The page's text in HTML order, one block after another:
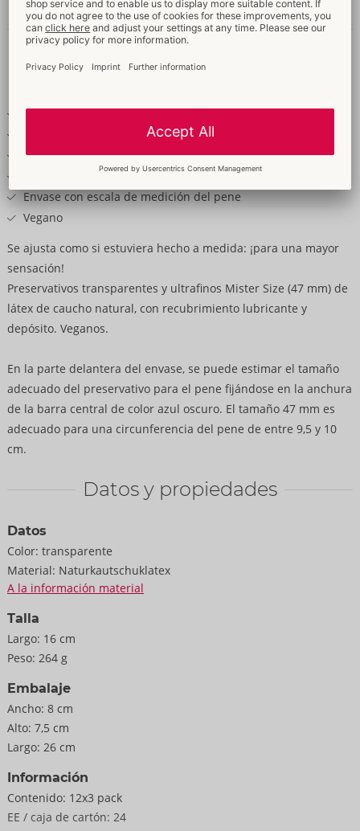
Detalles
Texto
producto
Condón con ajuste personalizado
Transparente, lubricado, con depósito
Ultradelgado para una sensación realmente pura
Fácil de desenrollar
Envase con escala de medición del pene
Vegano
Se ajusta como si estuviera hecho a medida: ¡para una mayor
sensación!
Preservativos transparentes y ultrafinos Mister Size (47 mm) de
látex de caucho natural, con recubrimiento lubricante y
depósito. Veganos.
En la parte delantera del envase, se puede estimar el tamaño
adecuado del preservativo para el pene fijándose en la anchura
de la barra central de color azul oscuro. El tamaño 47 mm es
adecuado para una circunferencia del pene de entre 9,5 y 10
cm.
Datos y propiedades
Datos
Color: transparente
Material: Naturkautschuklatex
A la información material
Talla
Largo: 16 cm
Peso: 264 g
Embalaje
Ancho: 8 cm
Alto: 7,5 cm
Largo: 26 cm
Información
Contenido: 12x3 pack
EE / caja de cartón: 24